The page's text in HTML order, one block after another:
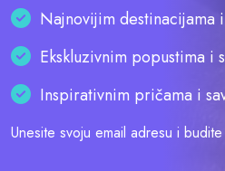
Najnovijim destinacijama
Ekskluzivnim popustima i
Inspirativnim pričama i
Unesite svoju email adresu i